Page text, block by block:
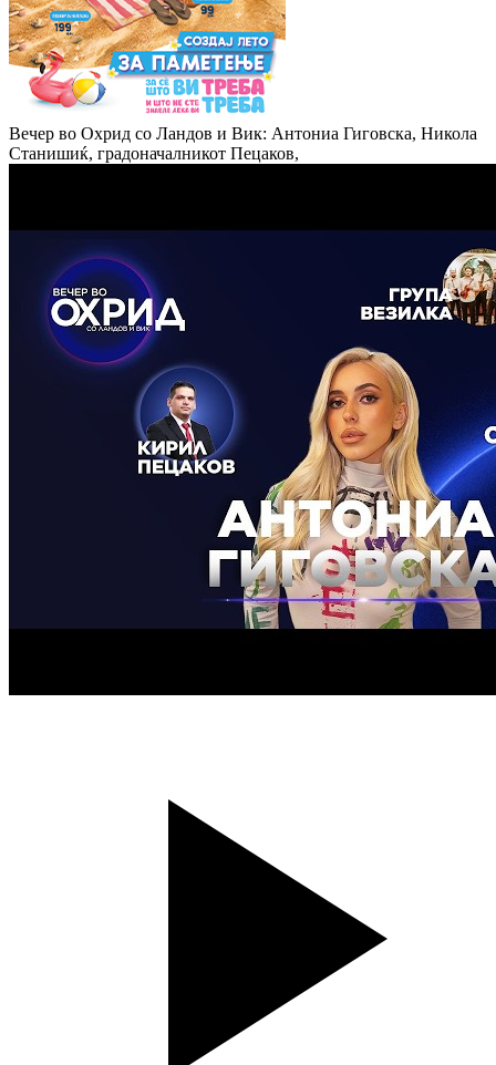
Вечер во Охрид со Ландов и Вик: Антониа Гиговска, Никола
Станишиќ, градоначалникот Пецаков,